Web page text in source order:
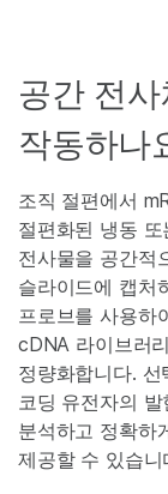
공간 전
작동하나
조직 절편에서
절편화된 냉동
전사물을 공간적
슬라이드에 캡처
프로브를 사용하
cDNA 라이브러
정량화합니다.
코딩 유전자의
분석하고 정확하
제공할 수 있습니